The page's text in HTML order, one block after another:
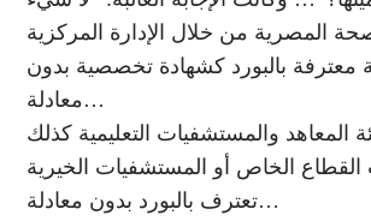
المصرية من خلال الإدارة المركزية
معترفة بالبورد كشهادة تخصصية بدون
معادلة…
الخاص أو المستشفيات الخيرية
تعترف بالبورد بدون معادلة…